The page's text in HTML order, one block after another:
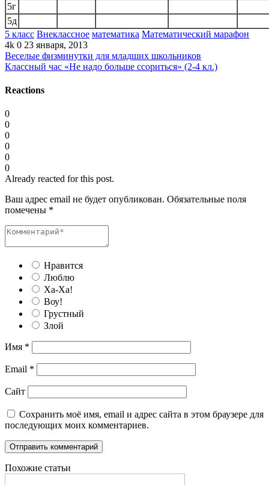
5г
5д
5 класс Внеклассное математика Математический марафон
4k 0 23 января, 2013
Веселые физминутки для младших школьников
Классный час «Не надо больше ссориться» (2-4 кл.)
Reactions
0
0
0
0
0
0
Already reacted for this post.
Ваш адрес email не будет опубликован. Обязательные поля
помечены *
Нравится
Люблю
Ха-Ха!
Воу!
Грустный
Злой
Имя *
Email *
Сайт
Сохранить моё имя, email и адрес сайта в этом браузере для
последующих моих комментариев.
Похожие статьи